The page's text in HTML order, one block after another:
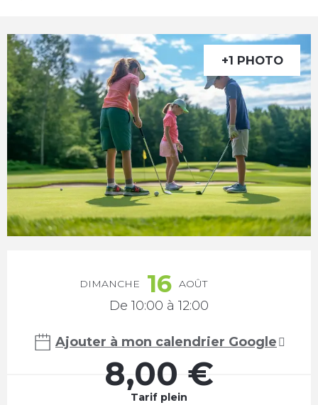
+1 PHOTO
Ouverture et coordonnées
DIMANCHE 16 AOÛT
De 10:00 à 12:00
Ajouter à mon calendrier Google
8,00 €
Tarif plein